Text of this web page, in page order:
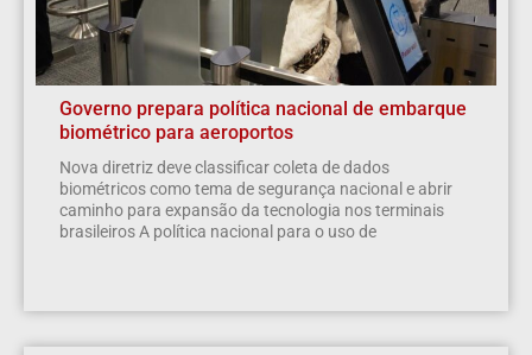
Governo prepara política nacional de embarque
biométrico para aeroportos
Nova diretriz deve classificar coleta de dados
biométricos como tema de segurança nacional e abrir
caminho para expansão da tecnologia nos terminais
brasileiros A política nacional para o uso de